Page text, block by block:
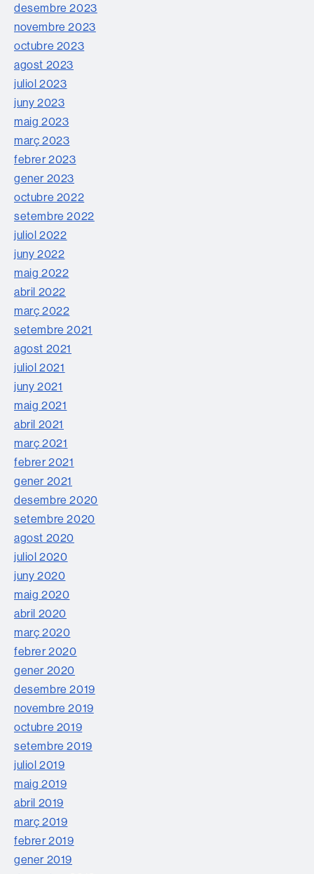
desembre 2023
novembre 2023
octubre 2023
agost 2023
juliol 2023
juny 2023
maig 2023
març 2023
febrer 2023
gener 2023
octubre 2022
setembre 2022
juliol 2022
juny 2022
maig 2022
abril 2022
març 2022
setembre 2021
agost 2021
juliol 2021
juny 2021
maig 2021
abril 2021
març 2021
febrer 2021
gener 2021
desembre 2020
setembre 2020
agost 2020
juliol 2020
juny 2020
maig 2020
abril 2020
març 2020
febrer 2020
gener 2020
desembre 2019
novembre 2019
octubre 2019
setembre 2019
juliol 2019
maig 2019
abril 2019
març 2019
febrer 2019
gener 2019